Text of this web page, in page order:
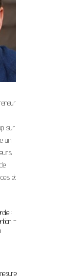
sur
un
et
:
–